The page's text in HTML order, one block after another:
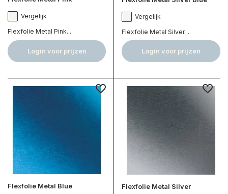
Vergelijk
Flexfolie Metal Pink...
Login voor prijzen
Vergelijk
Flexfolie Metal Silver ...
Login voor prijzen
Flexfolie Metal Blue Flexfolie Metal Silver